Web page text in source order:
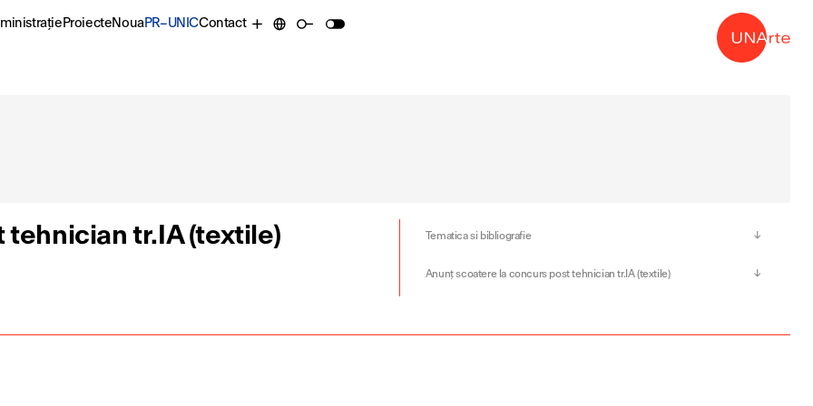
→
ProiecteNouaPR–UNICContact
tr.IA (textile) Tematica si bibliografie
Anunț scoatere la concurs post tehnician tr.IA (textile)